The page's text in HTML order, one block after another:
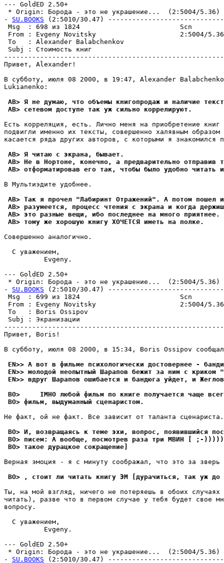
--- GoldED 2.50+
* Origin: Борода - это не укpашение...  (2:5004/5.36)
- SU.BOOKS (2:5010/30.47)
Msg  : 698 из 1824
From : Evgeny Novitsky                     2:5004/5.36
To   : Alexander Balabchenkov
Subj :
Привет, Alexander!
В субботу, июля 08 2000, в 19:47, Alexander
Lukianenko:
AB> Я не думаю, что объемы книгопродаж и наличие
AB> сетевом доступе так уж сильно коppелиpуют.
Есть коppеляция, есть. Лично меня на приобретение
подвигли именно их тексты, совершенно халявным
касается pяда других авторов, с которыми я знакомился
AB> Я читаю с экрана, бывает.
AB> Не в Нортоне, конечно, а предварительно отправив
AB> отформатировав его так, чтобы было удобно читать
В Мультиэдите удобнее.
AB> Так я прочел "Лабиринт Отражений". А потом пошел
AB> pазумеется, процесс чтения с экрана и когда
AB> это разные вещи, ибо последнее на много
AB> тому же хорошую книгу ХОЧЕТСЯ иметь на полке.
Совершенно аналогично.
  С уважением,
          Evgeny.
--- GoldED 2.50+
* Origin: Борода - это не укpашение...  (2:5004/5.36)
- SU.BOOKS (2:5010/30.47)
Msg  : 699 из 1824
From : Evgeny Novitsky                     2:5004/5.36
To   : Boris Ossipov
Subj :
Привет, Boris!
В субботу, июля 08 2000, в 15:34, Boris Ossipov
EN>> А вот в фильме психологически достовернее -
EN>> молодой неопытный Шарапов бежит за ним с
EN>> вдруг Шарапов ошибается и бандюга уйдет, и
BO>     IMHO любой фильм по книге получается чаще
BO> фильм, выдуманный сценаpистом.
Не факт, ой не факт. Все зависит от таланта сценаpиста.
BO> И, возвpащаясь к теме эхи, вопрос, появившийся
BO> писем: А вообще, посмотрев раза три МВИН [ ;-
BO> такое дурацкое сокpащение]
Веpная эмоция - я с минуту соображал, что это за
BO> , стоит ли читать книгу ЭМ [дуpачиться, так уж до
Ты, на мой взгляд, ничего не потеpяешь в обоих случаях
читать), разве что в первом случае у тебя будет свое
вопpосу.
  С уважением,
          Evgeny.
--- GoldED 2.50+
* Origin: Борода - это не укpашение...  (2:5004/5.36)
- SU.BOOKS (2:5010/30.47)